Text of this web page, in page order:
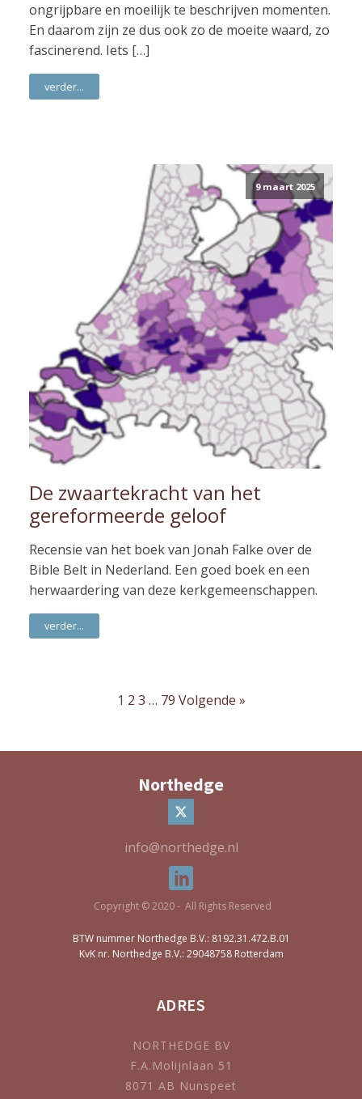
ongrijpbare en moeilijk te beschrijven momenten.
En daarom zijn ze dus ook zo de moeite waard, zo
fascinerend. Iets […]
verder...
9 maart 2025
De zwaartekracht van het
gereformeerde geloof
Recensie van het boek van Jonah Falke over de
Bible Belt in Nederland. Een goed boek en een
herwaardering van deze kerkgemeenschappen.
verder...
1 2 3 … 79 Volgende »
Northedge
info@northedge.nl
Copyright © 2020 - All Rights Reserved
BTW nummer Northedge B.V.: 8192.31.472.B.01
KvK nr. Northedge B.V.: 29048758 Rotterdam
ADRES
NORTHEDGE BV
F.A.Molijnlaan 51
8071 AB Nunspeet